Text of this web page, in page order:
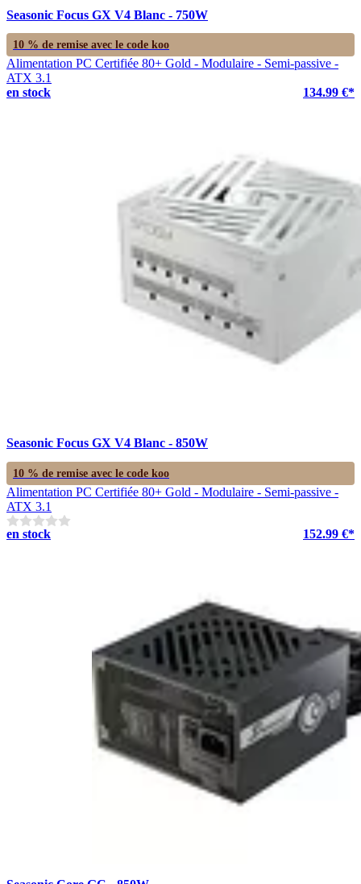
Seasonic Focus GX V4 Blanc - 750W
10 % de remise avec le code koo
Alimentation PC Certifiée 80+ Gold - Modulaire - Semi-passive -
ATX 3.1
en stock
134.99 €*
Seasonic Focus GX V4 Blanc - 850W
10 % de remise avec le code koo
Alimentation PC Certifiée 80+ Gold - Modulaire - Semi-passive -
ATX 3.1
en stock
152.99 €*